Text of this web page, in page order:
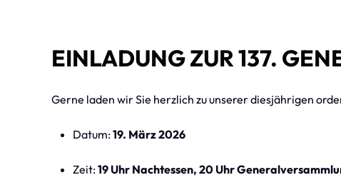
EINLADUNG ZUR 137.
Gerne laden wir Sie herzlich zu unserer diesjährigen
Datum:19. März 2026
Zeit:19 Uhr Nachtessen, 20 Uhr